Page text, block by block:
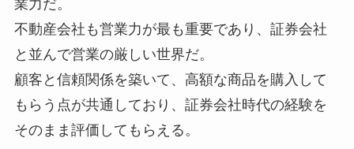
業力だ。
不動産会社も営業力が最も重要であり、証券会社
と並んで営業の厳しい世界だ。
顧客と信頼関係を築いて、高額な商品を購入して
もらう点が共通しており、証券会社時代の経験を
そのまま評価してもらえる。